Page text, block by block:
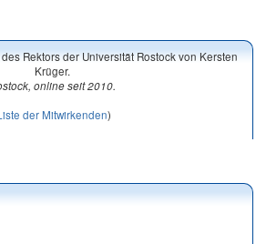
Rektors der Universität Rostock von Kersten
Krüger.
online seit 2010.
der Mitwirkenden)